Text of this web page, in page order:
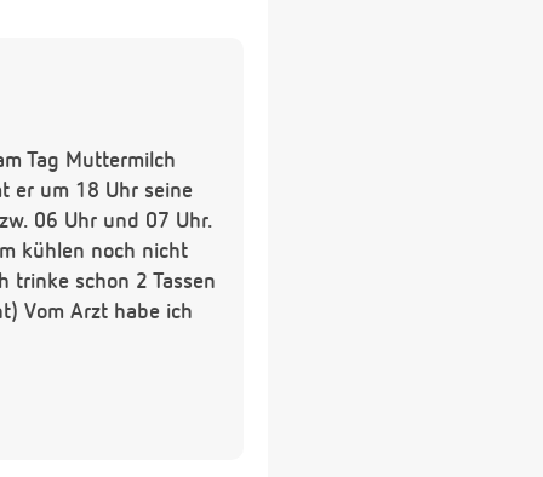
Tag Muttermilch
er um 18 Uhr seine
06 Uhr und 07 Uhr.
kühlen noch nicht
trinke schon 2 Tassen
Vom Arzt habe ich
er auch nicht
Milch und weiss